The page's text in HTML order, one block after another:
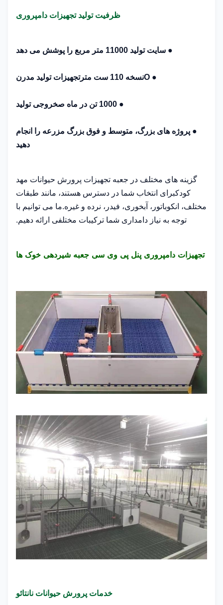
ظرفیت تولید تجهیزات دامپروری
● سایت تولید 11000 متر مربع را پوشش می دهد
●
Oنسخه 110 ست متر تجهیزات تولید مدرن
● 1000 تن در ماه ص خروجی تولید
● پروژه های بزرگ، متوسط ​​و فوق بزرگ مزرعه را انجام
دهید
گزینه های مختلف در جعبه تجهیزات پرورش حیوانات مهد
کودکبرای انتخاب شما در دسترس هستند، مانند طبقات
مختلف، انکوباتور، آبخوری، فیدر، نرده و غیره.ما می توانیم با
توجه به نیاز دامداری شما ترکیبات مختلفی ارائه دهیم.
تجهیزات دامپروری پنل پی وی سی جعبه شیردهی خوک ها
خدمات پرورش حیوانات نانتائو